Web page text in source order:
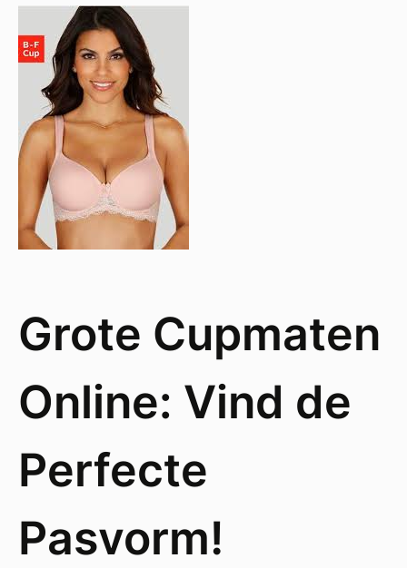
Grote Cupmaten
Online: Vind de
Perfecte
Pasvorm!